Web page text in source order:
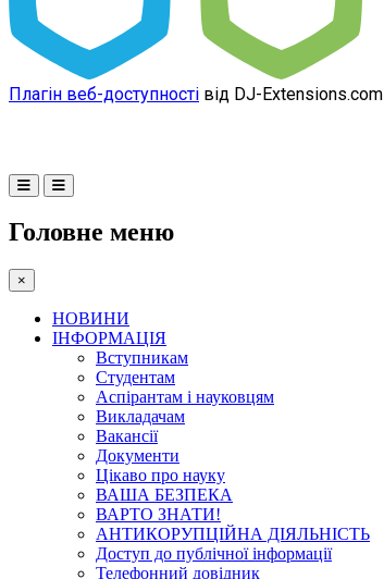
Плагін веб-доступності від DJ-Extensions.com
Головне меню
×
НОВИНИ
ІНФОРМАЦІЯ
Вступникам
Студентам
Аспірантам і науковцям
Викладачам
Вакансії
Документи
Цікаво про науку
ВАША БЕЗПЕКА
ВАРТО ЗНАТИ!
АНТИКОРУПЦІЙНА ДІЯЛЬНІСТЬ
Доступ до публічної інформації
Телефонний довідник